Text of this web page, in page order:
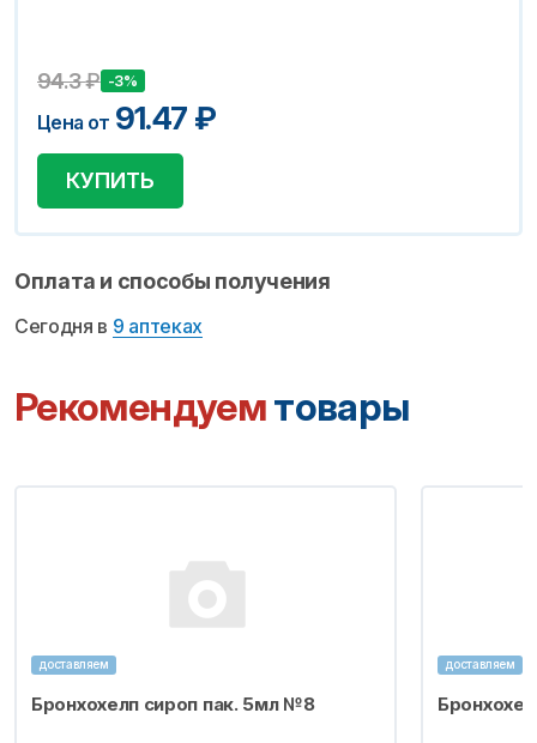
94.3₽ -3%
Цена от 91.47 ₽
КУПИТЬ
Оплата и способы получения
Сегодня в 9 аптеках
Рекомендуемтовары
доставляем
Бронхохелп сироп пак. 5мл №8
доставляем